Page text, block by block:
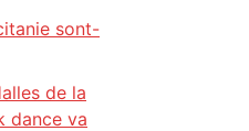
sont-
de la
dance va